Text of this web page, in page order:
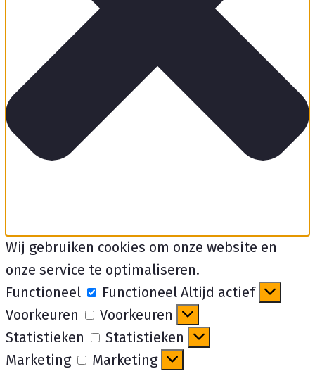
Wij gebruiken cookies om onze website en
onze service te optimaliseren.
Functioneel
Functioneel Altijd actief
Voorkeuren
Voorkeuren
Statistieken
Statistieken
Marketing
Marketing